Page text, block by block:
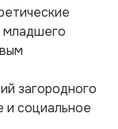
младшего
загородного
и социальное